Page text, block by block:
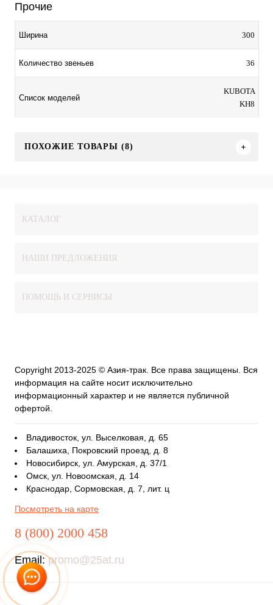
Прочие
Ширина 300
Количество звеньев 36
Список моделей
KUBOTA
KH8
ПОХОЖИЕ ТОВАРЫ (8)
КАТАЛОГ
НАШИ ПРЕДЛОЖЕНИЯ
ПОМОЩЬ И СЕРВИСЫ
Copyright 2013-2025 © Азия-трак. Все права защищены. Вся
информация на сайте носит исключительно
информационный характер и не является публичной
офертой.
Владивосток, ул. Выселковая, д. 65
Балашиха, Покровский проезд, д. 8
Новосибирск, ул. Амурская, д. 37/1
Омск, ул. Новоомская, д. 14
Краснодар, Сормовская, д. 7, лит. ц
Посмотреть на карте
8 (800) 2000 458
Email:promo@25at.ru